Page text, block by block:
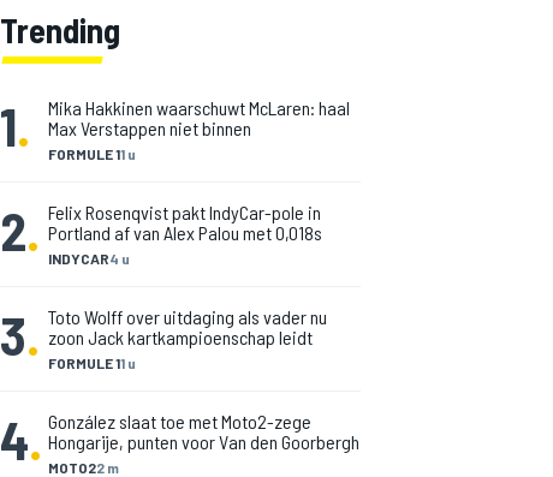
Trending
1. FORMULE 11 u
Mika Hakkinen waarschuwt McLaren: haal
Max Verstappen niet binnen
2. INDYCAR4 u
Felix Rosenqvist pakt IndyCar-pole in
Portland af van Alex Palou met 0,018s
3. FORMULE 11 u
Toto Wolff over uitdaging als vader nu
zoon Jack kartkampioenschap leidt
4. MOTO22 m
González slaat toe met Moto2-zege
Hongarije, punten voor Van den Goorbergh